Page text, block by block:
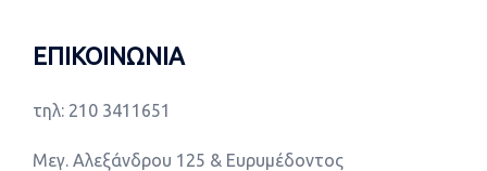
ΕΠΙΚΟΙΝΩΝΙΑ
τηλ: 210 3411651
Μεγ. Αλεξάνδρου 125 & Ευρυμέδοντος